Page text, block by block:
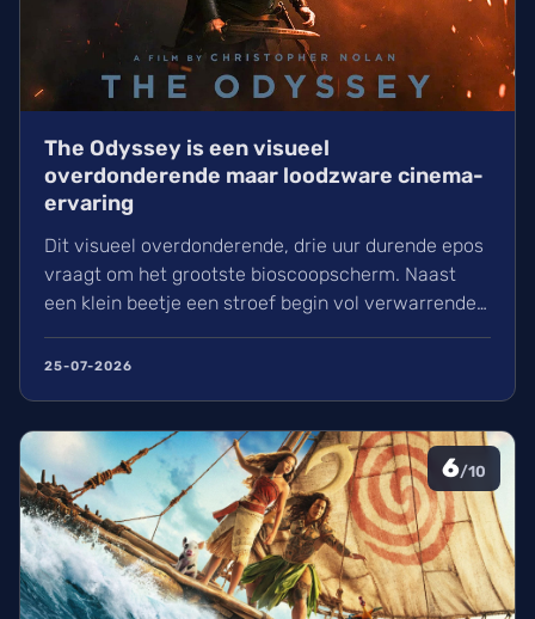
The Odyssey is een visueel
overdonderende maar loodzware cinema-
ervaring
Dit visueel overdonderende, drie uur durende epos
vraagt om het grootste bioscoopscherm. Naast
een klein beetje een stroef begin vol verwarrende
film in een indrukwekkend epos vol praktische
25-07-2026
6/10